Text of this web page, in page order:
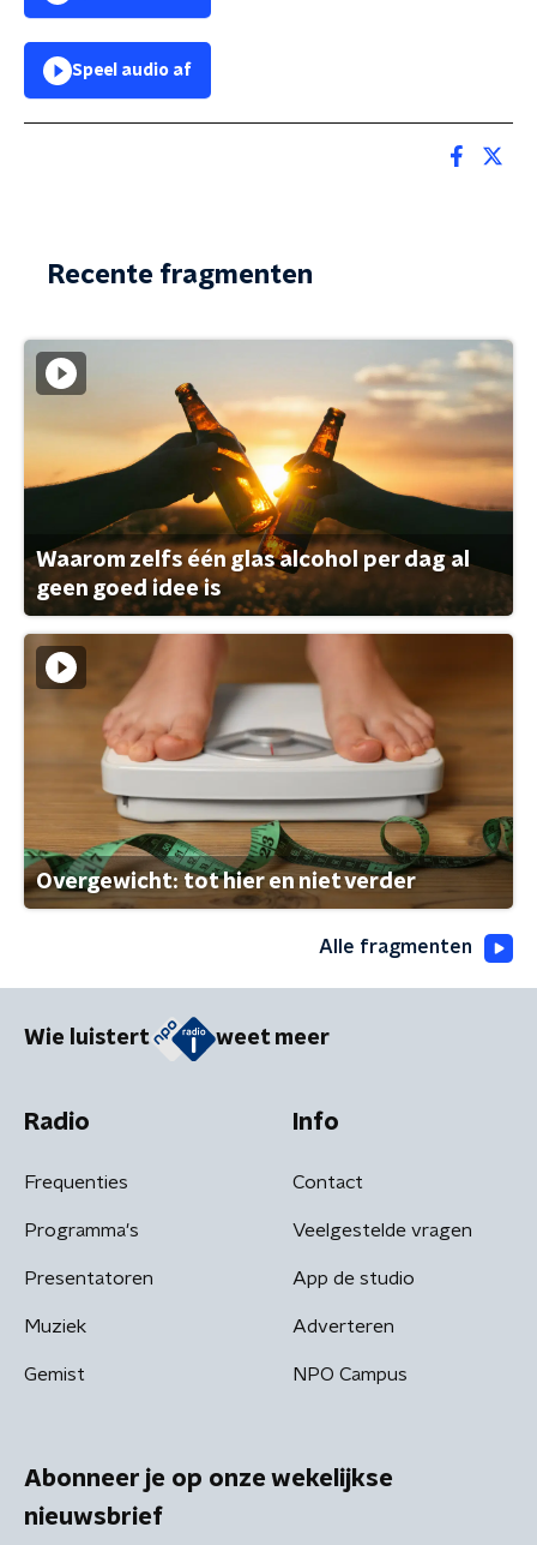
Speel audio af
Recente fragmenten
Waarom zelfs één glas alcohol per dag al
geen goed idee is
Overgewicht: tot hier en niet verder
Alle fragmenten
Wie luistert weet meer
Radio
Frequenties
Programma's
Presentatoren
Muziek
Gemist
Info
Contact
Veelgestelde vragen
App de studio
Adverteren
NPO Campus
Abonneer je op onze wekelijkse
nieuwsbrief